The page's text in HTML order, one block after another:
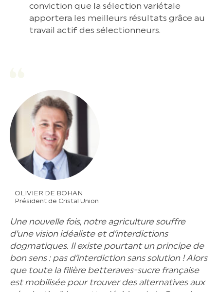
conviction que la sélection variétale
apportera les meilleurs résultats grâce au
travail actif des sélectionneurs.
OLIVIER DE BOHAN
Président de Cristal Union
Une nouvelle fois, notre agriculture souffre
d’une vision idéaliste et d’interdictions
dogmatiques. Il existe pourtant un principe de
bon sens : pas d’interdiction sans solution ! Alors
que toute la filière betteraves-sucre française
est mobilisée pour trouver des alternatives aux